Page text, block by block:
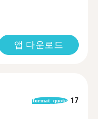
앱 다운로드
format_quote 17